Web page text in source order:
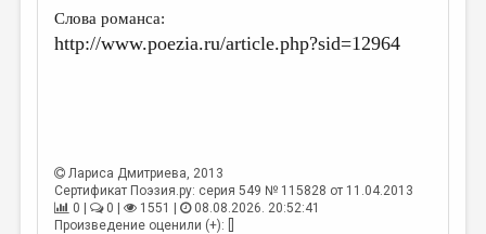
ОТ РЕДАКЦИИ
МАЛАЯ ПРОЗА
КУЛЬТУРОВЕДЕНИЕ
ПУБЛИЦИСТИКА
Слова романса:
http://www.poezia.ru/article.php?sid=12964
Лариса Дмитриева, 2013
Сертификат Поэзия.ру: серия 549 № 115828 от 11.04.2013
0 |
0 | 1551 |
08.08.2026. 20:52:41
Произведение оценили (+): []